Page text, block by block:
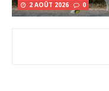
2 AOÛT 2026 0